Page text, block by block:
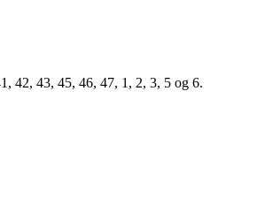
42, 43, 45, 46, 47, 1, 2, 3, 5 og 6.